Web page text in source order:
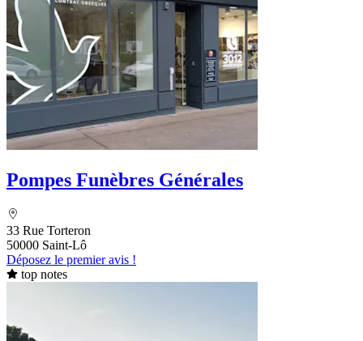
Pompes Funèbres Générales
33 Rue Torteron
50000 Saint-Lô
Déposez le premier avis !
top notes